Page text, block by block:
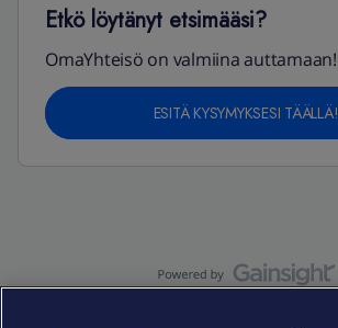
Etkö löytänyt etsimääsi?
OmaYhteisö on valmiina auttamaan!
ESITÄ KYSYMYKSESI TÄÄLLÄ!